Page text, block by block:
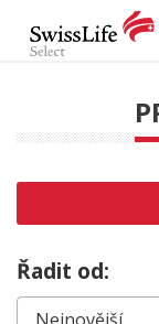
NABÍDKA
CHCI
HLÍDAT
CHCI
O NÁS
Řadit od: